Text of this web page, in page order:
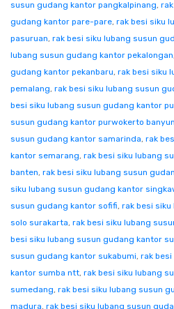
susun gudang kantor pangkalpinang,
gudang kantor pare-pare, rak besi siku
pasuruan, rak besi siku lubang susun
lubang susun gudang kantor pekalongan
gudang kantor pekanbaru, rak besi siku
pemalang, rak besi siku lubang susun
besi siku lubang susun gudang kantor
susun gudang kantor purwokerto
susun gudang kantor samarinda, rak
kantor semarang, rak besi siku lubang
banten, rak besi siku lubang susun
siku lubang susun gudang kantor
susun gudang kantor sofifi, rak besi
solo surakarta, rak besi siku lubang
besi siku lubang susun gudang kantor
susun gudang kantor sukabumi, rak besi
kantor sumba ntt, rak besi siku lubang
sumedang, rak besi siku lubang susun
madura, rak besi siku lubang susun